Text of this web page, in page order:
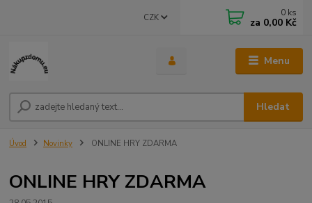
Menu
CZK
Hledat
0 ks
za 0,00 Kč
Úvod Novinky ONLINE HRY ZDARMA
ONLINE HRY ZDARMA